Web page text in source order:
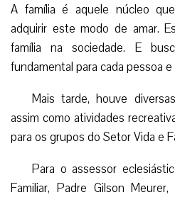
A família é aquele núcleo
adquirir este modo de amar.
família na sociedade. E
fundamental para cada pessoa e
Mais tarde, houve
assim como atividades
para os grupos do Setor Vida e
Para o assessor
Familiar, Padre Gilson